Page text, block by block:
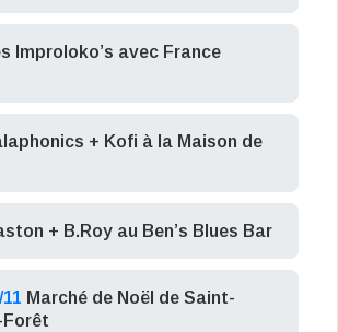
Improloko’s avec France
+ Kofi à la Maison de
+ B.Roy au Ben’s Blues Bar
Marché de Noël de Saint-